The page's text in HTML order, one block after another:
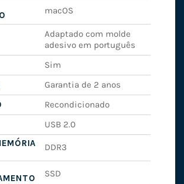
macOS
Adaptado com molde
adesivo em português
Sim
Garantia de 2 anos
Recondicionado
USB 2.0
DDR3
SSD